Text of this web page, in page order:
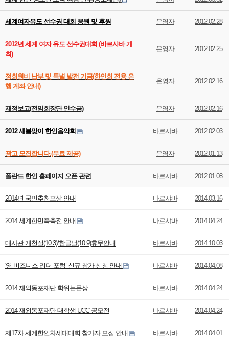
세계여자유도 선수권 대회 응원 및 후원 운영자 2012.02.28
2012년 세계 여자 유도 선수권대회 (바르샤바 개
최)
운영자 2012.02.25
정회원비 납부 및 특별 발전 기금(한인회 전용 은
행 계좌 안내)
운영자 2012.02.16
재정보고(전임회장단 인수금) 운영자 2012.02.16
2012 새봄맞이 한인음악회 바르샤바 2012.02.03
광고 모집합니다.(무료 제공) 운영자 2012.01.13
폴란드 한인 홈페이지 오픈 관련 바르샤바 2012.01.08
2014년 국민추천포상 안내 바르샤바 2014.03.16
2014 세계한민족축전 안내 바르샤바 2014.04.24
대사관 개천절(10.3)/한글날(10.9)휴무안내 바르샤바 2014.10.03
'영 비즈니스 리더 포럼’ 신규 참가 신청 안내 바르샤바 2014.04.08
2014 재외동포재단 학위논문상 바르샤바 2014.04.24
2014 재외동포재단 대학생 UCC 공모전 바르샤바 2014.04.24
제17차 세계한인차세대대회 참가자 모집 안내 바르샤바 2014.04.01